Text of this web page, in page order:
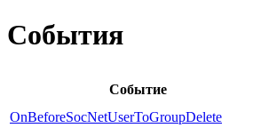
События
Событие
OnBeforeSocNetUserToGroupDelete